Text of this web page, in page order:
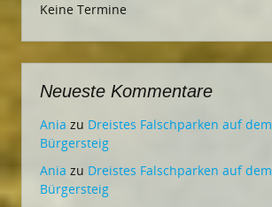
Keine Termine
Neueste Kommentare
Ania zu Dreistes Falschparken auf dem
Bürgersteig
Ania zu Dreistes Falschparken auf dem
Bürgersteig